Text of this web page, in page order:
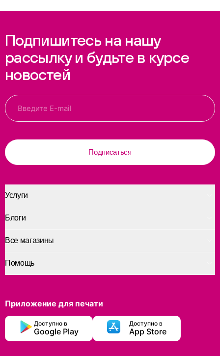
Подпишитесь на нашу
рассылку и будьте в курсе
новостей
Подписаться
Услуги
Помощь
Блоги
Все магазины
Приложение для печати
Доступно в
Google Play
Доступно в
App Store